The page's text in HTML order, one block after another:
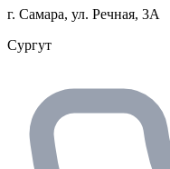
г. Самара, ул. Речная, 3А
Сургут